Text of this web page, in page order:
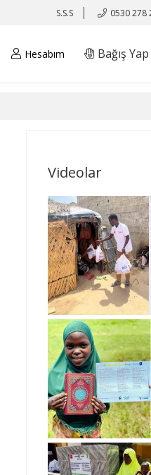
S.S.S 0530 278
Hesabım Bağış Yap
Videolar